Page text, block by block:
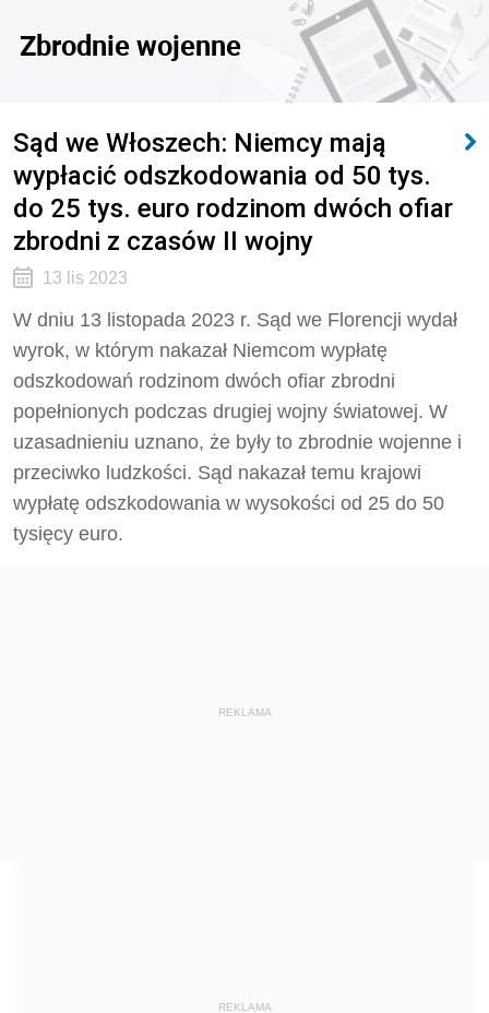
Zbrodnie wojenne
Sąd we Włoszech: Niemcy mają
wypłacić odszkodowania od 50 tys.
do 25 tys. euro rodzinom dwóch ofiar
zbrodni z czasów II wojny
13 lis 2023
W dniu 13 listopada 2023 r. Sąd we Florencji wydał
wyrok, w którym nakazał Niemcom wypłatę
odszkodowań rodzinom dwóch ofiar zbrodni
popełnionych podczas drugiej wojny światowej. W
uzasadnieniu uznano, że były to zbrodnie wojenne i
przeciwko ludzkości. Sąd nakazał temu krajowi
wypłatę odszkodowania w wysokości od 25 do 50
tysięcy euro.
REKLAMA
REKLAMA